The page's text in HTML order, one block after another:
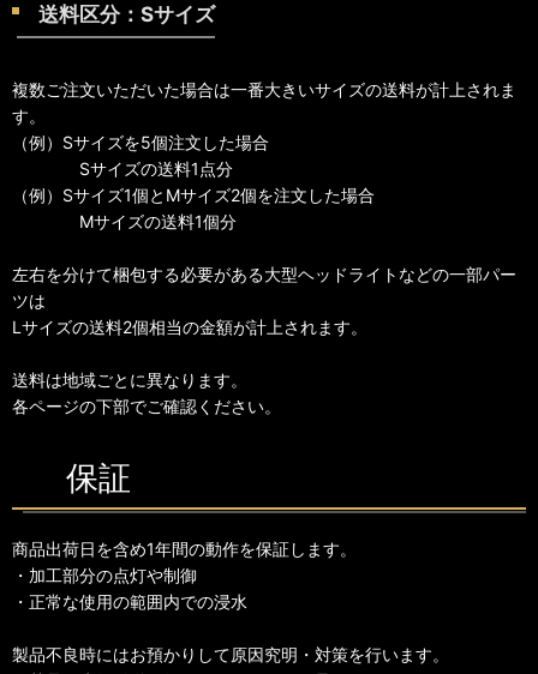
送料区分：Sサイズ
複数ご注文いただいた場合は一番大きいサイズの送料が計上されま
す。
（例）Sサイズを5個注文した場合
Sサイズの送料1点分
（例）Sサイズ1個とMサイズ2個を注文した場合
Mサイズの送料1個分
左右を分けて梱包する必要がある大型ヘッドライトなどの一部パー
ツは
Lサイズの送料2個相当の金額が計上されます。
送料は地域ごとに異なります。
各ページの下部でご確認ください。
保証
商品出荷日を含め1年間の動作を保証します。
・加工部分の点灯や制御
・正常な使用の範囲内での浸水
製品不良時にはお預かりして原因究明・対策を行います。